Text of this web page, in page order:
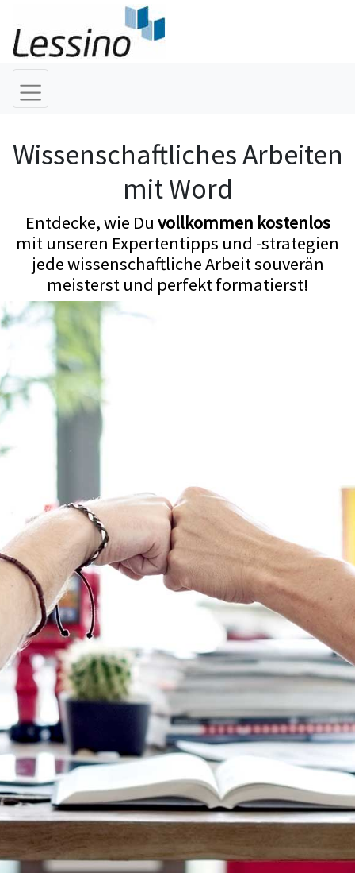
Wissenschaftliches Arbeiten
mit Word
Entdecke, wie Du vollkommen kostenlos
mit unseren Expertentipps und -strategien
jede wissenschaftliche Arbeit souverän
meisterst und perfekt formatierst!